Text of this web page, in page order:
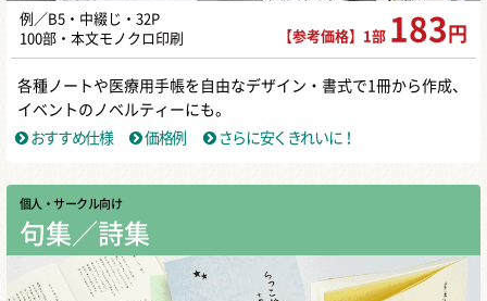
例／B5・中綴じ・32P
100部・本文モノクロ印刷
【参考価格】1部 183 円
各種ノートや医療用手帳を自由なデザイン・書式で1冊から作成、
イベントのノベルティーにも。
おすすめ仕様
価格例 さらに安くきれいに！
個人・サークル向け
句集／詩集